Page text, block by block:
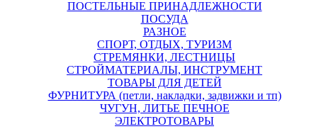
ПОСТЕЛЬНЫЕ ПРИНАДЛЕЖНОСТИ
ПОСУДА
РАЗНОЕ
СПОРТ, ОТДЫХ, ТУРИЗМ
СТРЕМЯНКИ, ЛЕСТНИЦЫ
СТРОЙМАТЕРИАЛЫ, ИНСТРУМЕНТ
ТОВАРЫ ДЛЯ ДЕТЕЙ
ФУРНИТУРА (петли, накладки, задвижки и тп)
ЧУГУН, ЛИТЬЕ ПЕЧНОЕ
ЭЛЕКТРОТОВАРЫ